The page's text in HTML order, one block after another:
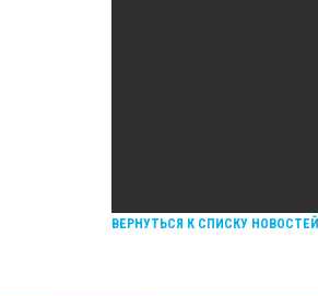
ВЕРНУТЬСЯ К СПИСКУ НОВОСТЕЙ